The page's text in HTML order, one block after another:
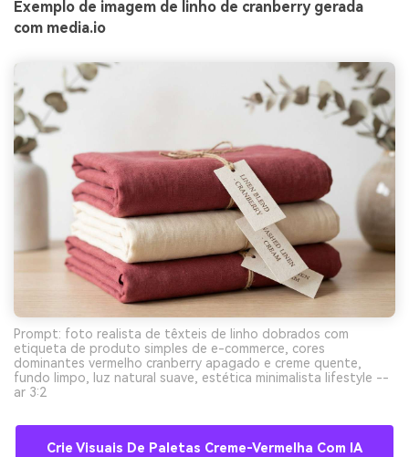
Exemplo de imagem de linho de cranberry gerada
com media.io
Prompt: foto realista de têxteis de linho dobrados com
etiqueta de produto simples de e-commerce, cores
dominantes vermelho cranberry apagado e creme quente,
fundo limpo, luz natural suave, estética minimalista lifestyle --
ar 3:2
Crie Visuais De Paletas Creme-Vermelha Com IA